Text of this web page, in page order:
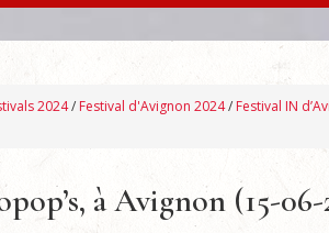
2024/ Festival d'Avignon 2024/ Festival IN
à Avignon (15-06-